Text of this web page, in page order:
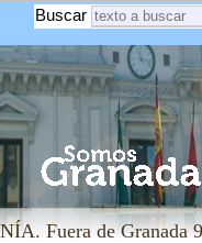
Buscar
Fuera de Granada